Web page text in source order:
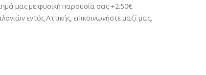
μας με φυσική παρουσία σας +2.50€.
εντός Αττικής, επικοινωνήστε μαζί μας.